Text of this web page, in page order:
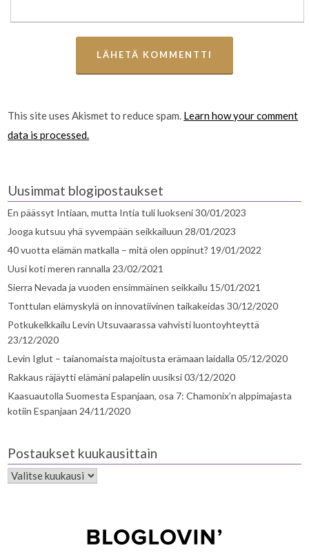
This site uses Akismet to reduce spam. Learn how your comment
data is processed.
Uusimmat blogipostaukset
En päässyt Intiaan, mutta Intia tuli luokseni30/01/2023
Jooga kutsuu yhä syvempään seikkailuun 28/01/2023
40 vuotta elämän matkalla – mitä olen oppinut? 19/01/2022
Uusi koti meren rannalla 23/02/2021
Sierra Nevada ja vuoden ensimmäinen seikkailu 15/01/2021
Tonttulan elämyskylä on innovatiivinen taikakeidas 30/12/2020
Potkukelkkailu Levin Utsuvaarassa vahvisti luontoyhteyttä
23/12/2020
Levin Iglut – taianomaista majoitusta erämaan laidalla 05/12/2020
Rakkaus räjäytti elämäni palapelin uusiksi03/12/2020
Kaasuautolla Suomesta Espanjaan, osa 7: Chamonix’n alppimajasta
kotiin Espanjaan 24/11/2020
Postaukset kuukausittain